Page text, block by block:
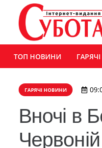
ТОП НОВИНИ
ГАРЯЧІ НОВИНИ
Вночі в
Червоній